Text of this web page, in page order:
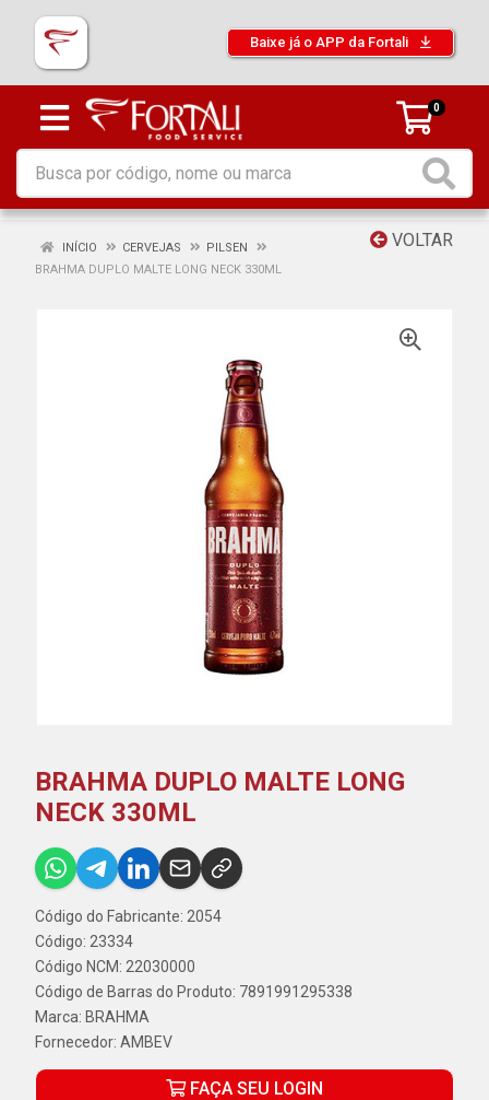
Baixe já o APP da Fortali
0
VOLTAR
INÍCIO CERVEJAS
PILSEN
BRAHMA DUPLO MALTE LONG NECK 330ML
BRAHMA DUPLO MALTE LONG
NECK 330ML
Código do Fabricante: 2054
Código: 23334
Código NCM: 22030000
Código de Barras do Produto: 7891991295338
Marca: BRAHMA
Fornecedor: AMBEV
FAÇA SEU LOGIN